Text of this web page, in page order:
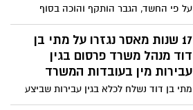
על פי החשד, הגבר הותקף והוכה בסוף
השבוע במרכז טיפולי באזור שכונת בית
ישראל שבעיר. מותו נקבע אתמול בבית
החולים. המשטרה עצרה חשוד בן 40
17 שנות מאסר נגזרו על מתי בן
דוד מנהל משרד פרסום בגין
עבירות מין בעובדות המשרד
מתי בן דוד נשלח לכלא בגין עבירות שביצע
בשש עובדות חרדיות במשרד פרסום שניהל,